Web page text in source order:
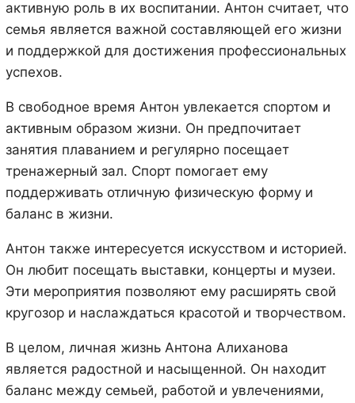
активную роль в их воспитании. Антон считает, что
семья является важной составляющей его жизни
и поддержкой для достижения профессиональных
успехов.
В свободное время Антон увлекается спортом и
активным образом жизни. Он предпочитает
занятия плаванием и регулярно посещает
тренажерный зал. Спорт помогает ему
поддерживать отличную физическую форму и
баланс в жизни.
Антон также интересуется искусством и историей.
Он любит посещать выставки, концерты и музеи.
Эти мероприятия позволяют ему расширять свой
кругозор и наслаждаться красотой и творчеством.
В целом, личная жизнь Антона Алиханова
является радостной и насыщенной. Он находит
баланс между семьей, работой и увлечениями,